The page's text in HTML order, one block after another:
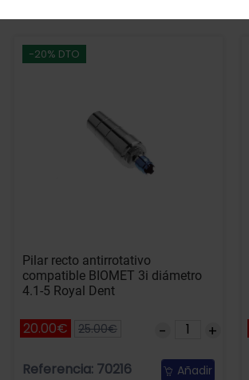
-20% DTO
Pilar recto antirrotativo
compatible BIOMET 3i diámetro
4.1-5 Royal Dent
20.00€ 25.00€
Referencia: 70216 Añadir